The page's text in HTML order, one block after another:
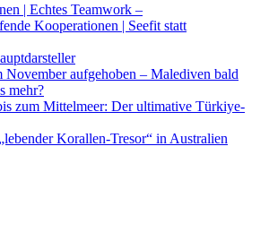
| Echtes Teamwork –
Kooperationen | Seefit statt
November aufgehoben – Malediven bald
mehr?
zum Mittelmeer: Der ultimative Türkiye-
Korallen-Tresor“ in Australien